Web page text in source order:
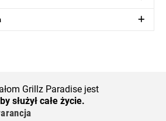
Grillz Paradise jest
służył całe życie.